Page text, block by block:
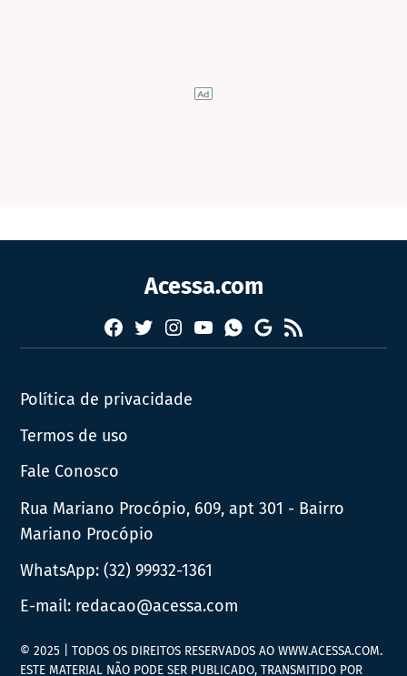
Acessa.com
Facebook
TwitterInstagram
YouTubeWhatsapp
Google
News
RSS
Política de privacidade
Termos de uso
Fale Conosco
Rua Mariano Procópio, 609, apt 301 - Bairro
Mariano Procópio
WhatsApp:(32) 99932-1361
E-mail: redacao@acessa.com
© 2025 | TODOS OS DIREITOS RESERVADOS AO WWW.ACESSA.COM.
ESTE MATERIAL NÃO PODE SER PUBLICADO, TRANSMITIDO POR